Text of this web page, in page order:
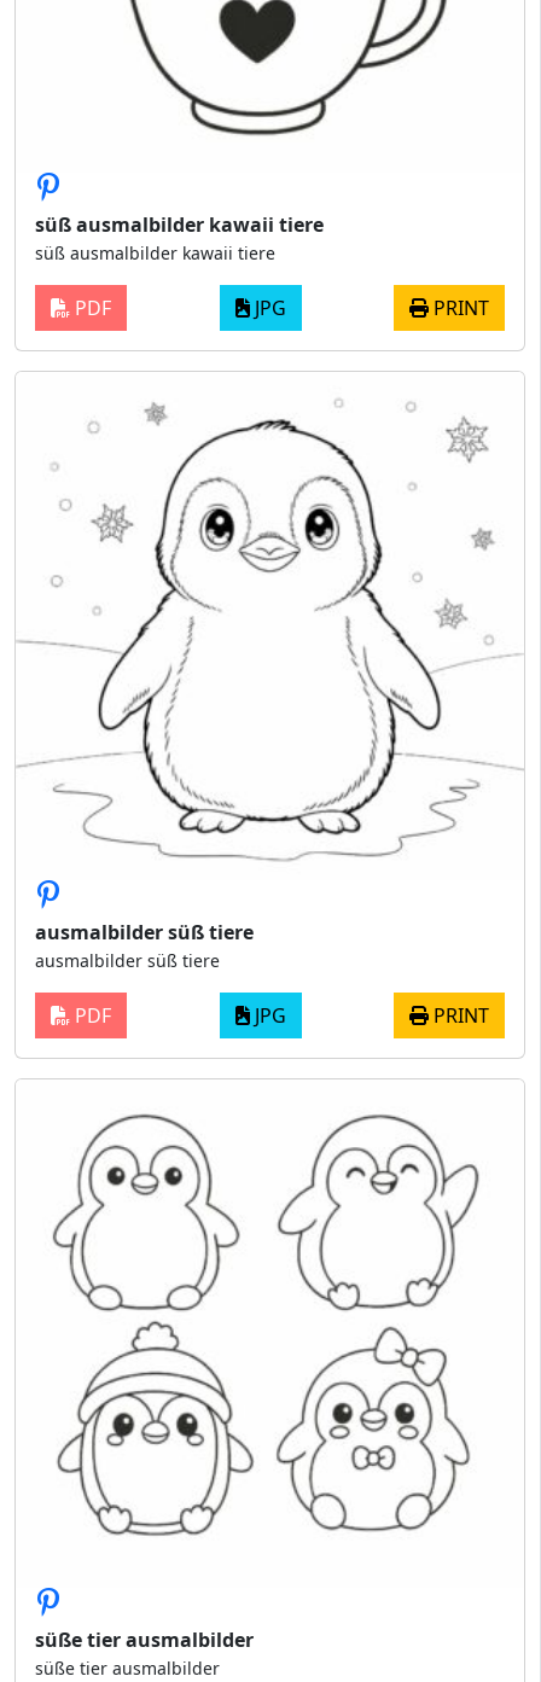
süß ausmalbilder kawaii tiere
süß ausmalbilder kawaii tiere
PDF JPG PRINT
ausmalbilder süß tiere
ausmalbilder süß tiere
PDF JPG PRINT
süße tier ausmalbilder
süße tier ausmalbilder